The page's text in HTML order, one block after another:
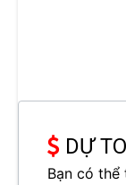
DỰ
Bạn có